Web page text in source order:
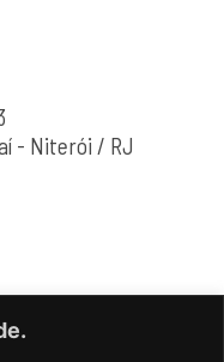
- Niterói / RJ